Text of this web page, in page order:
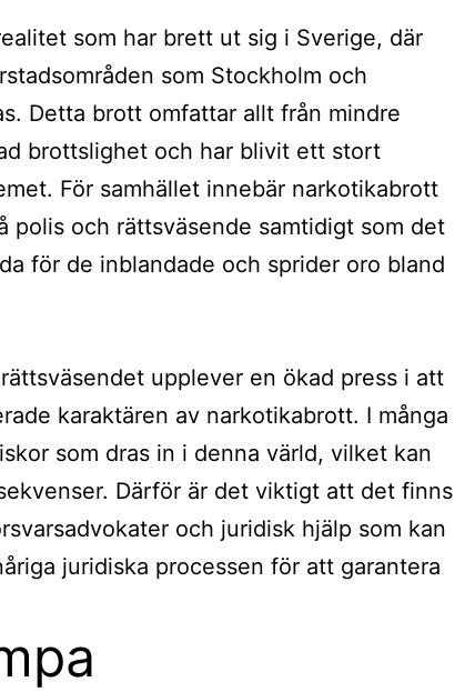
som har brett ut sig i Sverige, där
som Stockholm och
Detta brott omfattar allt från mindre
brottslighet och har blivit ett stort
För samhället innebär narkotikabrott
polis och rättsväsende samtidigt som det
för de inblandade och sprider oro bland
upplever en ökad press i att
karaktären av narkotikabrott. I många
som dras in i denna värld, vilket kan
Därför är det viktigt att det finns
och juridisk hjälp som kan
juridiska processen för att garantera